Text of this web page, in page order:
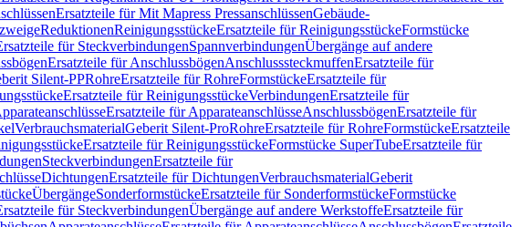
Ersatzteile für Mit Mapress PressanschlüssenGebäude-
ReduktionenReinigungsstückeErsatzteile für ReinigungsstückeFormstücke
für SteckverbindungenSpannverbindungenÜbergänge auf andere
Ersatzteile für AnschlussbögenAnschlusssteckmuffenErsatzteile für
Silent-PPRohreErsatzteile für RohreFormstückeErsatzteile für
Ersatzteile für ReinigungsstückeVerbindungenErsatzteile für
Ersatzteile für ApparateanschlüsseAnschlussbögenErsatzteile für
VerbrauchsmaterialGeberit Silent-ProRohreErsatzteile für RohreFormstückeErsatzteile
Ersatzteile für ReinigungsstückeFormstücke SuperTubeErsatzteile für
SteckverbindungenErsatzteile für
DichtungenErsatzteile für DichtungenVerbrauchsmaterialGeberit
ÜbergängeSonderformstückeErsatzteile für SonderformstückeFormstücke
für SteckverbindungenÜbergänge auf andere WerkstoffeErsatzteile für